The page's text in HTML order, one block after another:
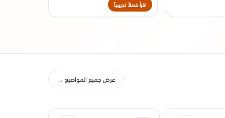
اقرأ فصلاً تجريبياً
عرض جميع المواضيع →